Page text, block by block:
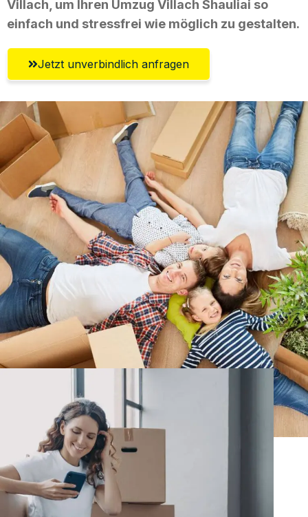
Villach, um Ihren Umzug Villach Shauliai so
einfach und stressfrei wie möglich zu gestalten.
Jetzt unverbindlich anfragen